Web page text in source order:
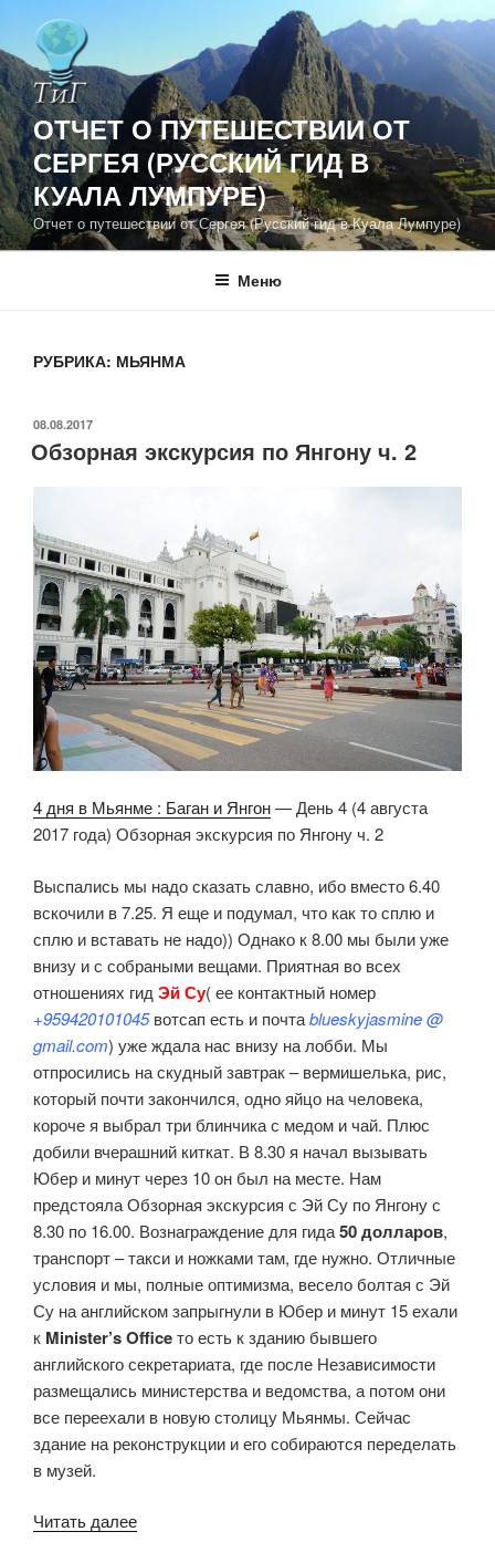
содержимому
ОТЧЕТ О ПУТЕШЕСТВИИ ОТ
СЕРГЕЯ (РУССКИЙ ГИД В
КУАЛА ЛУМПУРЕ)
Отчет о путешествии от Сергея (Русский гид в Куала Лумпуре)
Меню
РУБРИКА: МЬЯНМА
ОПУБЛИКОВАНО
08.08.2017
Обзорная экскурсия по Янгону ч. 2
4 дня в Мьянме : Баган и Янгон— День 4 (4 августа
2017 года) Обзорная экскурсия по Янгону ч. 2
Выспались мы надо сказать славно, ибо вместо 6.40
вскочили в 7.25. Я еще и подумал, что как то сплю и
сплю и вставать не надо)) Однако к 8.00 мы были уже
внизу и с собраными вещами. Приятная во всех
отношениях гид Эй Су( ее контактный номер
+959420101045вотсап есть и почтаblueskyjasmine @
gmail.com) уже ждала нас внизу на лобби. Мы
отпросились на скудный завтрак – вермишелька, рис,
который почти закончился, одно яйцо на человека,
короче я выбрал три блинчика с медом и чай. Плюс
добили вчерашний киткат. В 8.30 я начал вызывать
Юбер и минут через 10 он был на месте. Нам
предстояла Обзорная экскурсия с Эй Су по Янгону с
8.30 по 16.00. Вознаграждение для гида50 долларов,
транспорт – такси и ножками там, где нужно. Отличные
условия и мы, полные оптимизма, весело болтая с Эй
Су на английском запрыгнули в Юбер и минут 15 ехали
к Minister’s Officeто есть к зданию бывшего
английского секретариата, где после Независимости
размещались министерства и ведомства, а потом они
все переехали в новую столицу Мьянмы. Сейчас
здание на реконструкции и его собираются переделать
в музей.
Читать далее«Обзорная